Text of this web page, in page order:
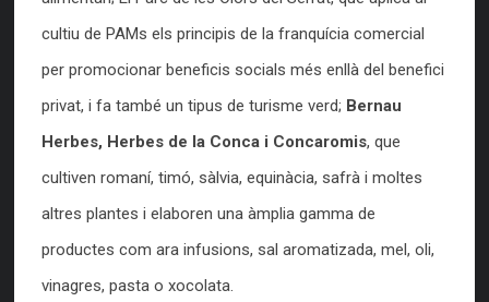
cultiu de PAMs els principis de la franquícia comercial
per promocionar beneficis socials més enllà del benefici
privat, i fa també un tipus de turisme verd; Bernau
Herbes, Herbes de la Conca i Concaromis, que
cultiven romaní, timó, sàlvia, equinàcia, safrà i moltes
altres plantes i elaboren una àmplia gamma de
productes com ara infusions, sal aromatizada, mel, oli,
vinagres, pasta o xocolata.